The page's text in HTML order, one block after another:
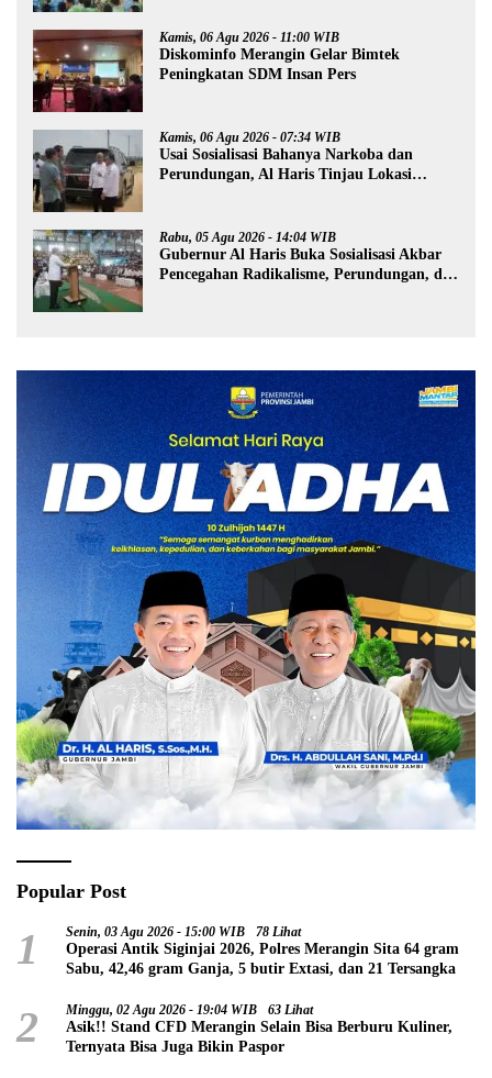
Kamis, 06 Agu 2026 - 11:00 WIB
Diskominfo Merangin Gelar Bimtek
Peningkatan SDM Insan Pers
Kamis, 06 Agu 2026 - 07:34 WIB
Usai Sosialisasi Bahanya Narkoba dan
Perundungan, Al Haris Tinjau Lokasi
Rabu, 05 Agu 2026 - 14:04 WIB
Gubernur Al Haris Buka Sosialisasi Akbar
Pencegahan Radikalisme, Perundungan, dan
Popular Post
1 Senin, 03 Agu 2026 - 15:00 WIB 78 Lihat
Operasi Antik Siginjai 2026, Polres Merangin Sita 64 gram
Sabu, 42,46 gram Ganja, 5 butir Extasi, dan 21 Tersangka
2 Minggu, 02 Agu 2026 - 19:04 WIB 63 Lihat
Asik!! Stand CFD Merangin Selain Bisa Berburu Kuliner,
Ternyata Bisa Juga Bikin Paspor